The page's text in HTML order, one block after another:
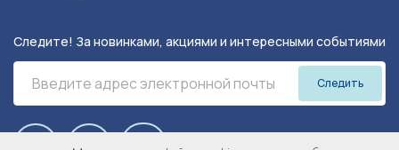
Следите! За новинками, акциями и интересными событиями
Следить